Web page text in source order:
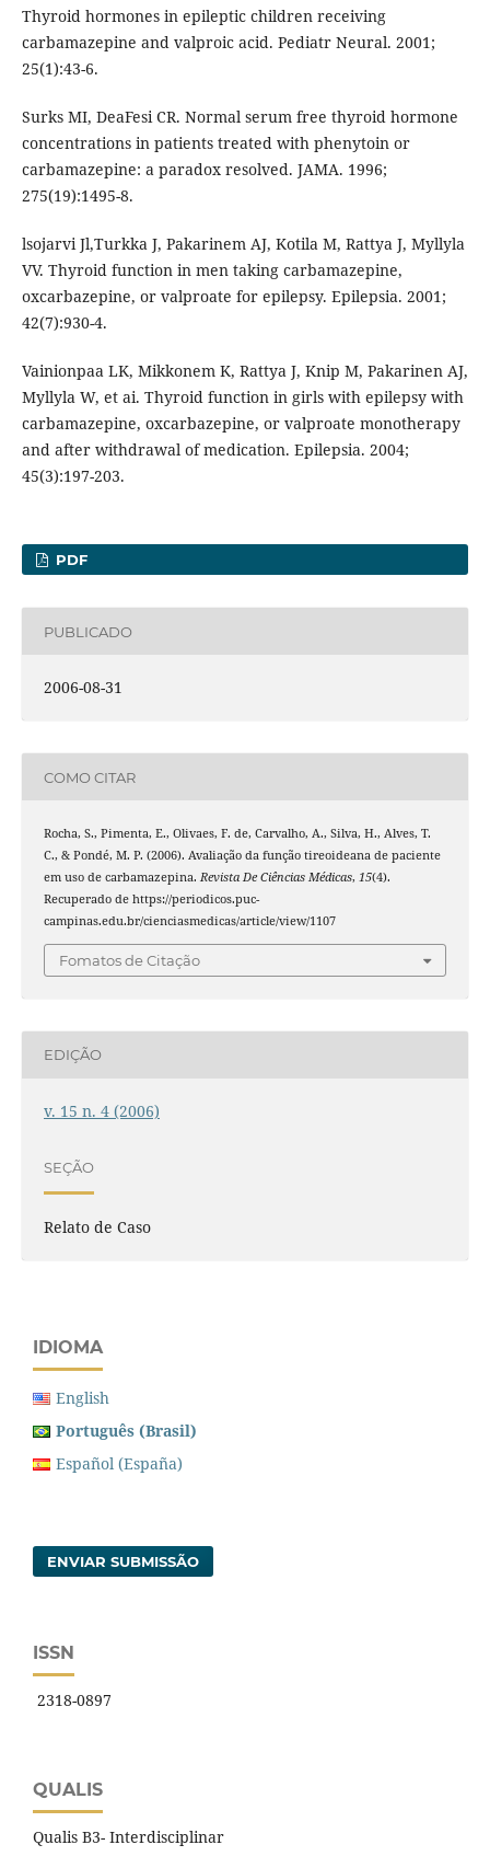
Thyroid hormones in epileptic children receiving
carbamazepine and valproic acid. Pediatr Neural. 2001;
25(1):43-6.
Surks MI, DeaFesi CR. Normal serum free thyroid hormone
concentrations in patients treated with phenytoin or
carbamazepine: a paradox resolved. JAMA. 1996;
275(19):1495-8.
lsojarvi Jl,Turkka J, Pakarinem AJ, Kotila M, Rattya J, Myllyla
VV. Thyroid function in men taking carbamazepine,
oxcarbazepine, or valproate for epilepsy. Epilepsia. 2001;
42(7):930-4.
Vainionpaa LK, Mikkonem K, Rattya J, Knip M, Pakarinen AJ,
Myllyla W, et ai. Thyroid function in girls with epilepsy with
carbamazepine, oxcarbazepine, or valproate monotherapy
and after withdrawal of medication. Epilepsia. 2004;
45(3):197-203.
PDF
PUBLICADO
2006-08-31
COMO CITAR
Rocha, S., Pimenta, E., Olivaes, F. de, Carvalho, A., Silva, H., Alves, T.
C., & Pondé, M. P. (2006). Avaliação da função tireoideana de paciente
em uso de carbamazepina. Revista De Ciências Médicas, 15(4).
Recuperado de https://periodicos.puc-
campinas.edu.br/cienciasmedicas/article/view/1107
Fomatos de Citação
EDIÇÃO
v. 15 n. 4 (2006)
SEÇÃO
Relato de Caso
IDIOMA
English
Português (Brasil)
Español (España)
ENVIAR SUBMISSÃO
ISSN
2318-0897
QUALIS
Qualis B3- Interdisciplinar